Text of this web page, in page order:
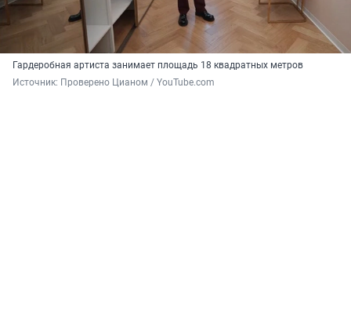
Гардеробная артиста занимает площадь 18 квадратных метров
Источник: Проверено Цианом / YouTube.com